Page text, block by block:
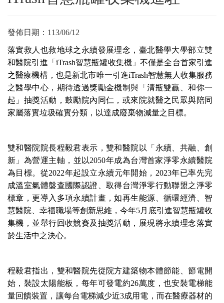
發佈日期： 113/06/12
落實救人也救地球之永續發展理念，臺北醫學大學部立雙
和醫院引進「iTrash智慧瓶罐收集機」不僅是全台首家引進
之醫療機構，也是新北市唯一引進iTrash智慧無人收集服務
之醫學中心，期待透過獎勵金機制與「清瓶雙贏、和你一
起」抽獎活動，鼓勵院內同仁，或來院就醫之民眾與陪同
家屬落實垃圾確實分類，以達成廢棄物減量之目標。
雙和醫院院長程毅君表示，雙和醫院以「永續、共融、創
新」為營運主軸，並以2050年成為台灣首家淨零永續醫院
為目標。從2022年起設立永續元年開始， 2023年已率先完
成溫室氣體盤查國際認證、取得台灣淨零行動聯盟之淨零
標章，更導入多項永續計畫，如再生能源、循環經濟、智
慧醫院、幸福職場等創新思維，今年5月底引進智慧瓶罐收
集機，並舉行回收競賽及抽獎活動，展現將永續理念落實
於生活中之決心。
程毅君指出，雙和醫院先從院方建築物本體節能、節電開
始，裝設太陽能板，每年可發電約26萬度，也安裝電梯能
量回饋裝置，讓每台電梯減少近3成用電，而在醫療器材的